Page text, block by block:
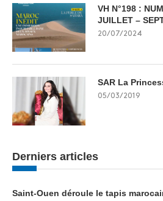
VH N°198 :
JUILLET –
20/07/2024
SAR La
05/03/2019
Derniers articles
Saint-Ouen déroule le tapis